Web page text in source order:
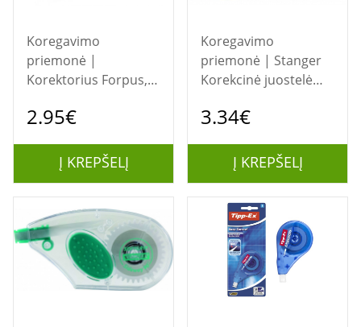
Koregavimo
priemonė |
Korektorius Forpus,
m 1228-003
2.95€
Į KREPŠELĮ
Koregavimo
priemonė | Stanger
Korekcinė juostelė
12 m, 1 vnt.
3.34€
Į KREPŠELĮ